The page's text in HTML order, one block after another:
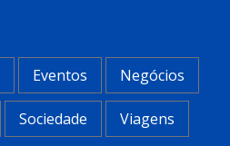
Eventos Negócios
Sociedade Viagens